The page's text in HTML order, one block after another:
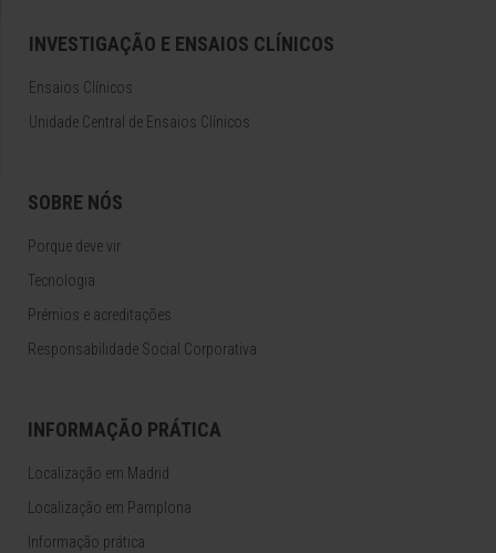
INVESTIGAÇÃO E ENSAIOS CLÍNICOS
Ensaios Clínicos
Unidade Central de Ensaios Clínicos
SOBRE NÓS
Porque deve vir
Tecnologia
Prémios e acreditações
Responsabilidade Social Corporativa
INFORMAÇÃO PRÁTICA
Localização em Madrid
Localização em Pamplona
Informação prática